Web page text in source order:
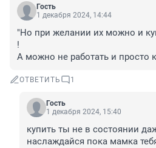
Гость
1 декабря 2024, 14:44
"Но при желании их можно и
!
А можно не работать и просто
ОТВЕТИТЬ 1
Гость
1 декабря 2024, 15:40
купить ты не в состоянии
наслаждайся пока мамка